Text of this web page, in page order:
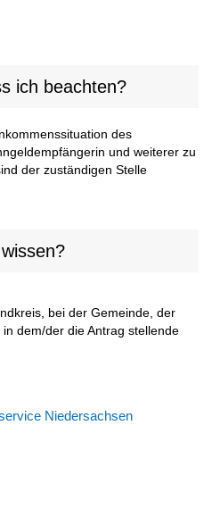
ich beachten?
des
und weiterer zu
der zuständigen Stelle
bei der Gemeinde, der
dem/der die Antrag stellende
Niedersachsen